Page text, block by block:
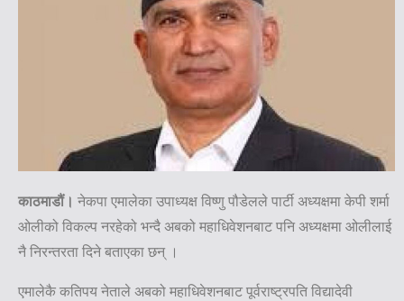
काठमाडौं। नेकपा एमालेका उपाध्यक्ष विष्णु पौडेलले पार्टी अध्यक्षमा केपी शर्मा
ओलीको विकल्प नरहेको भन्दै अबको महाधिवेशनबाट पनि अध्यक्षमा ओलीलाई
नै निरन्तरता दिने बताएका छन् ।
एमालेकै कतिपय नेताले अबको महाधिवेशनबाट पूर्वराष्ट्रपति विद्यादेवी